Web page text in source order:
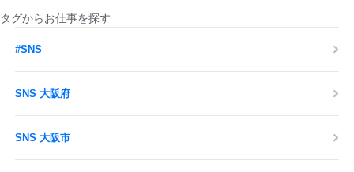
タグからお仕事を探す
#SNS
SNS 大阪府
SNS 大阪市